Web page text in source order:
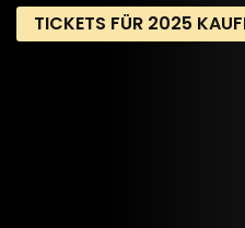
TICKETS FÜR 2025